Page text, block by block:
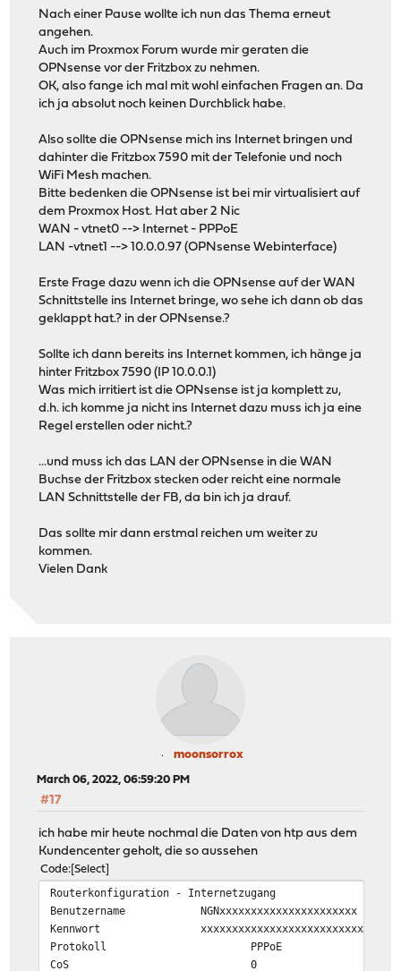
Nach einer Pause wollte ich nun das Thema erneut
angehen.
Auch im Proxmox Forum wurde mir geraten die
OPNsense vor der Fritzbox zu nehmen.
OK, also fange ich mal mit wohl einfachen Fragen an. Da
ich ja absolut noch keinen Durchblick habe.
Also sollte die OPNsense mich ins Internet bringen und
dahinter die Fritzbox 7590 mit der Telefonie und noch
WiFi Mesh machen.
Bitte bedenken die OPNsense ist bei mir virtualisiert auf
dem Proxmox Host. Hat aber 2 Nic
WAN - vtnet0 --> Internet - PPPoE
LAN -vtnet1 --> 10.0.0.97 (OPNsense Webinterface)
Erste Frage dazu wenn ich die OPNsense auf der WAN
Schnittstelle ins Internet bringe, wo sehe ich dann ob das
geklappt hat.? in der OPNsense.?
Sollte ich dann bereits ins Internet kommen, ich hänge ja
hinter Fritzbox 7590 (IP 10.0.0.1)
Was mich irritiert ist die OPNsense ist ja komplett zu,
d.h. ich komme ja nicht ins Internet dazu muss ich ja eine
Regel erstellen oder nicht.?
...und muss ich das LAN der OPNsense in die WAN
Buchse der Fritzbox stecken oder reicht eine normale
LAN Schnittstelle der FB, da bin ich ja drauf.
Das sollte mir dann erstmal reichen um weiter zu
kommen.
Vielen Dank
moonsorrox
March 06, 2022, 06:59:20 PM
#17
ich habe mir heute nochmal die Daten von htp aus dem
Kundencenter geholt, die so aussehen
Code Select
Routerkonfiguration - Internetzugang
Benutzername
NGNxxxxxxxxxxxxxxxxxxxxxx
Kennwort
Protokoll
PPPoE
CoS
0